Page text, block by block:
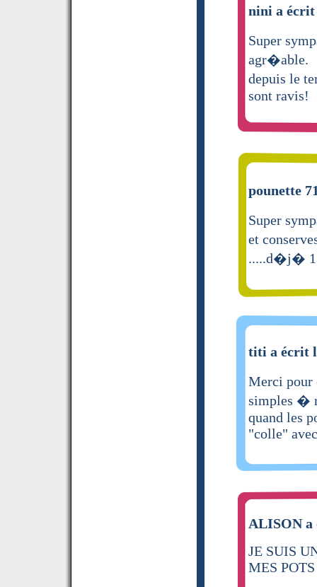
nini a
Super
agr�able.
depuis le
sont ravis!
pounette
Super
et
.....d�j� 1
titi a écrit
Merci
simples �
quand les
"colle"
ALISON
JE SUIS
MES